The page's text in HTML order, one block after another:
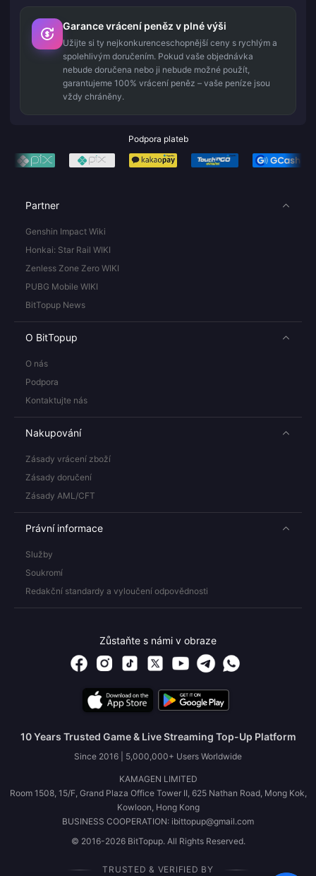
Garance vrácení peněz v plné výši
Užijte si ty nejkonkurenceschopnější ceny s rychlým a
spolehlivým doručením. Pokud vaše objednávka
nebude doručena nebo ji nebude možné použít,
garantujeme 100% vrácení peněz – vaše peníze jsou
vždy chráněny.
Podpora plateb
Partner
Genshin Impact Wiki
Honkai: Star Rail WIKI
Zenless Zone Zero WIKI
PUBG Mobile WIKI
BitTopup News
O BitTopup
O nás
Podpora
Kontaktujte nás
Nakupování
Zásady vrácení zboží
Zásady doručení
Zásady AML/CFT
Právní informace
Služby
Soukromí
Redakční standardy a vyloučení odpovědnosti
Zůstaňte s námi v obraze
10 Years Trusted Game & Live Streaming Top-Up Platform
Since 2016 | 5,000,000+ Users Worldwide
KAMAGEN LIMITED
Room 1508, 15/F, Grand Plaza Office Tower II, 625 Nathan Road, Mong Kok,
Kowloon, Hong Kong
BUSINESS COOPERATION: ibittopup@gmail.com
© 2016-2026 BitTopup. All Rights Reserved.
TRUSTED & VERIFIED BY